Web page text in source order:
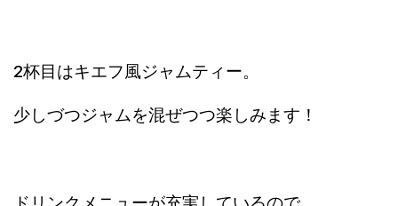
2杯目はキエフ風ジャムティー。
少しづつジャムを混ぜつつ楽しみます！